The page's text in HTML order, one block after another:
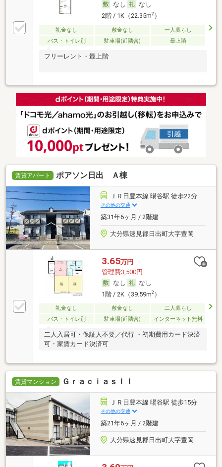
なし
なし
2階 / 1K（22.35m2）
礼金なし 敷金なし
一人暮らし
バス・トイレ別
駐車場(近隣含) 最上階
フリーレント・最上階
賃貸アパート ポアソン日出 Ａ棟
ＪＲ日豊本線 暘谷駅 徒歩22分
その他の交通
築31年6ヶ月 / 2階建
大分県速見郡日出町大字豊岡
3.65万円
管理費3,500円
なし
なし
1階 / 2K（39.59m2）
礼金なし 敷金なし
二人暮らし
バス・トイレ別
駐車場(近隣含) インターネット無料
二人入居可・保証人不要／代行 ・初期費用カード決済
可・家賃カード決済可
賃貸マンション ＧｒａｃｉａｓＩＩ
ＪＲ日豊本線 暘谷駅 徒歩15分
その他の交通
築21年6ヶ月 / 2階建
大分県速見郡日出町大字豊岡